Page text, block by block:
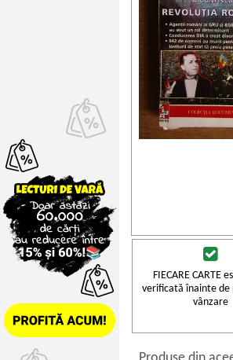
FIECARE CARTE
verificată înainte de
vânzare